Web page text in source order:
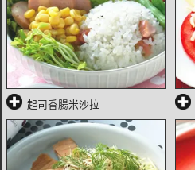
起司香腸米沙拉